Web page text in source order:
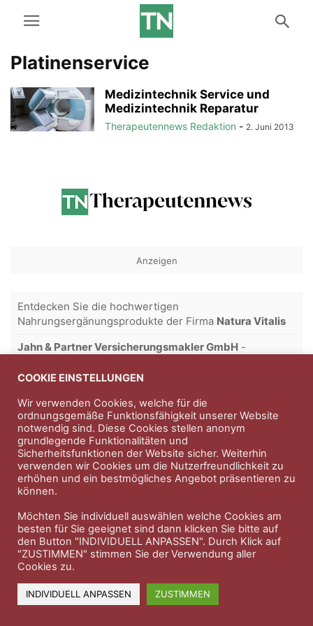
Platinenservice
Medizintechnik Service und
Medizintechnik Reparatur
Therapeutennews Redaktion - 2. Juni 2013
Anzeigen
Entdecken Sie die hochwertigen
Nahrungsergänungsprodukte der Firma Natura Vitalis
Jahn & Partner Versicherungsmakler GmbH -
Professioneller Rundumschutz seit über 30 Jahren.
Impressum Nutzungsbedingungen
Datenschutzerklärung Therapeutenkatalog Über uns
COOKIE EINSTELLUNGEN
Wir verwenden Cookies, welche für die
ordnungsgemäße Funktionsfähigkeit unserer Website
notwendig sind. Diese Cookies stellen anonym
grundlegende Funktionalitäten und
Sicherheitsfunktionen der Website sicher. Weiterhin
verwenden wir Cookies um die Nutzerfreundlichkeit zu
erhöhen und ein bestmögliches Angebot präsentieren zu
können.
Möchten Sie individuell auswählen welche Cookies am
besten für Sie geeignet sind dann klicken Sie bitte auf
den Button "INDIVIDUELL ANPASSEN". Durch Klick auf
"ZUSTIMMEN" stimmen Sie der Verwendung aller
Cookies zu.
INDIVIDUELL ANPASSEN ZUSTIMMEN